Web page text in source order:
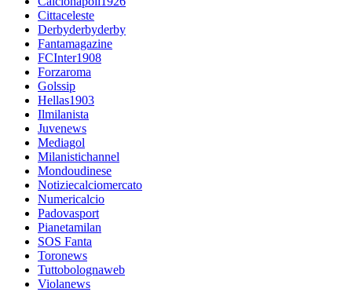
Cittaceleste
Derbyderbyderby
Fantamagazine
FCInter1908
Forzaroma
Golssip
Hellas1903
Ilmilanista
Juvenews
Mediagol
Milanistichannel
Mondoudinese
Notiziecalciomercato
Numericalcio
Padovasport
Pianetamilan
SOS Fanta
Toronews
Tuttobolognaweb
Violanews